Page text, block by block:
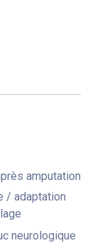
amputation
/ adaptation
neurologique